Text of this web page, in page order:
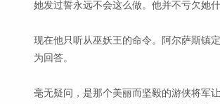
她发过誓永远不会这么做。他并不亏欠她什
现在他只听从巫妖王的命令。阿尔萨斯镇
为回答。
毫无疑问，是那个美丽而坚毅的游侠将军